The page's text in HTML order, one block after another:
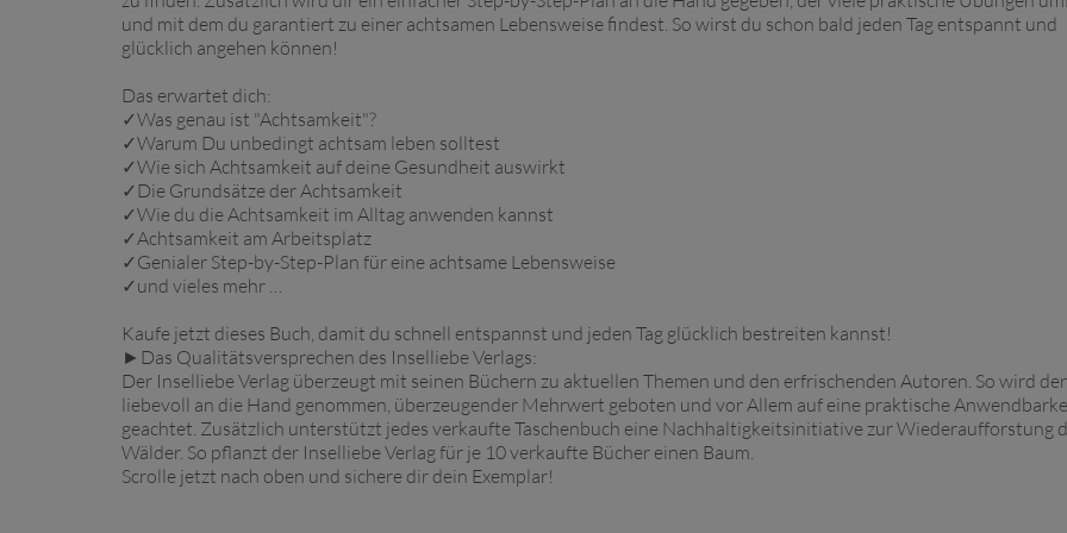
und mit dem du garantiert zu einer achtsamen Lebensweise findest. So wirst du schon bald jeden Tag entspannt und
glücklich angehen können!
Das erwartet dich:
✓Was genau ist "Achtsamkeit"?
✓Warum Du unbedingt achtsam leben solltest
✓Wie sich Achtsamkeit auf deine Gesundheit auswirkt
✓Die Grundsätze der Achtsamkeit
✓Wie du die Achtsamkeit im Alltag anwenden kannst
✓Achtsamkeit am Arbeitsplatz
✓Genialer Step-by-Step-Plan für eine achtsame Lebensweise
✓und vieles mehr …
Kaufe jetzt dieses Buch, damit du schnell entspannst und jeden Tag glücklich bestreiten kannst!
►Das Qualitätsversprechen des Inselliebe Verlags:
Der Inselliebe Verlag überzeugt mit seinen Büchern zu aktuellen Themen und den erfrischenden Autoren. So wird
liebevoll an die Hand genommen, überzeugender Mehrwert geboten und vor Allem auf eine praktische
geachtet. Zusätzlich unterstützt jedes verkaufte Taschenbuch eine Nachhaltigkeitsinitiative zur Wiederaufforstung
Wälder. So pflanzt der Inselliebe Verlag für je 10 verkaufte Bücher einen Baum.
Scrolle jetzt nach oben und sichere dir dein Exemplar!